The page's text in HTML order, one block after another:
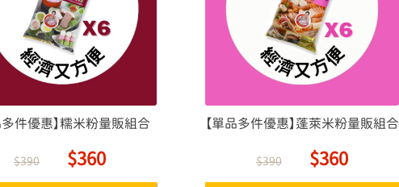
多件優惠】糯米粉量販組合
$390 $360
【單品多件優惠】蓬萊米粉量販組合
$390 $360